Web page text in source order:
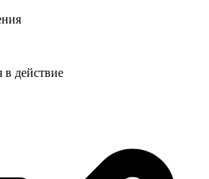
в действие